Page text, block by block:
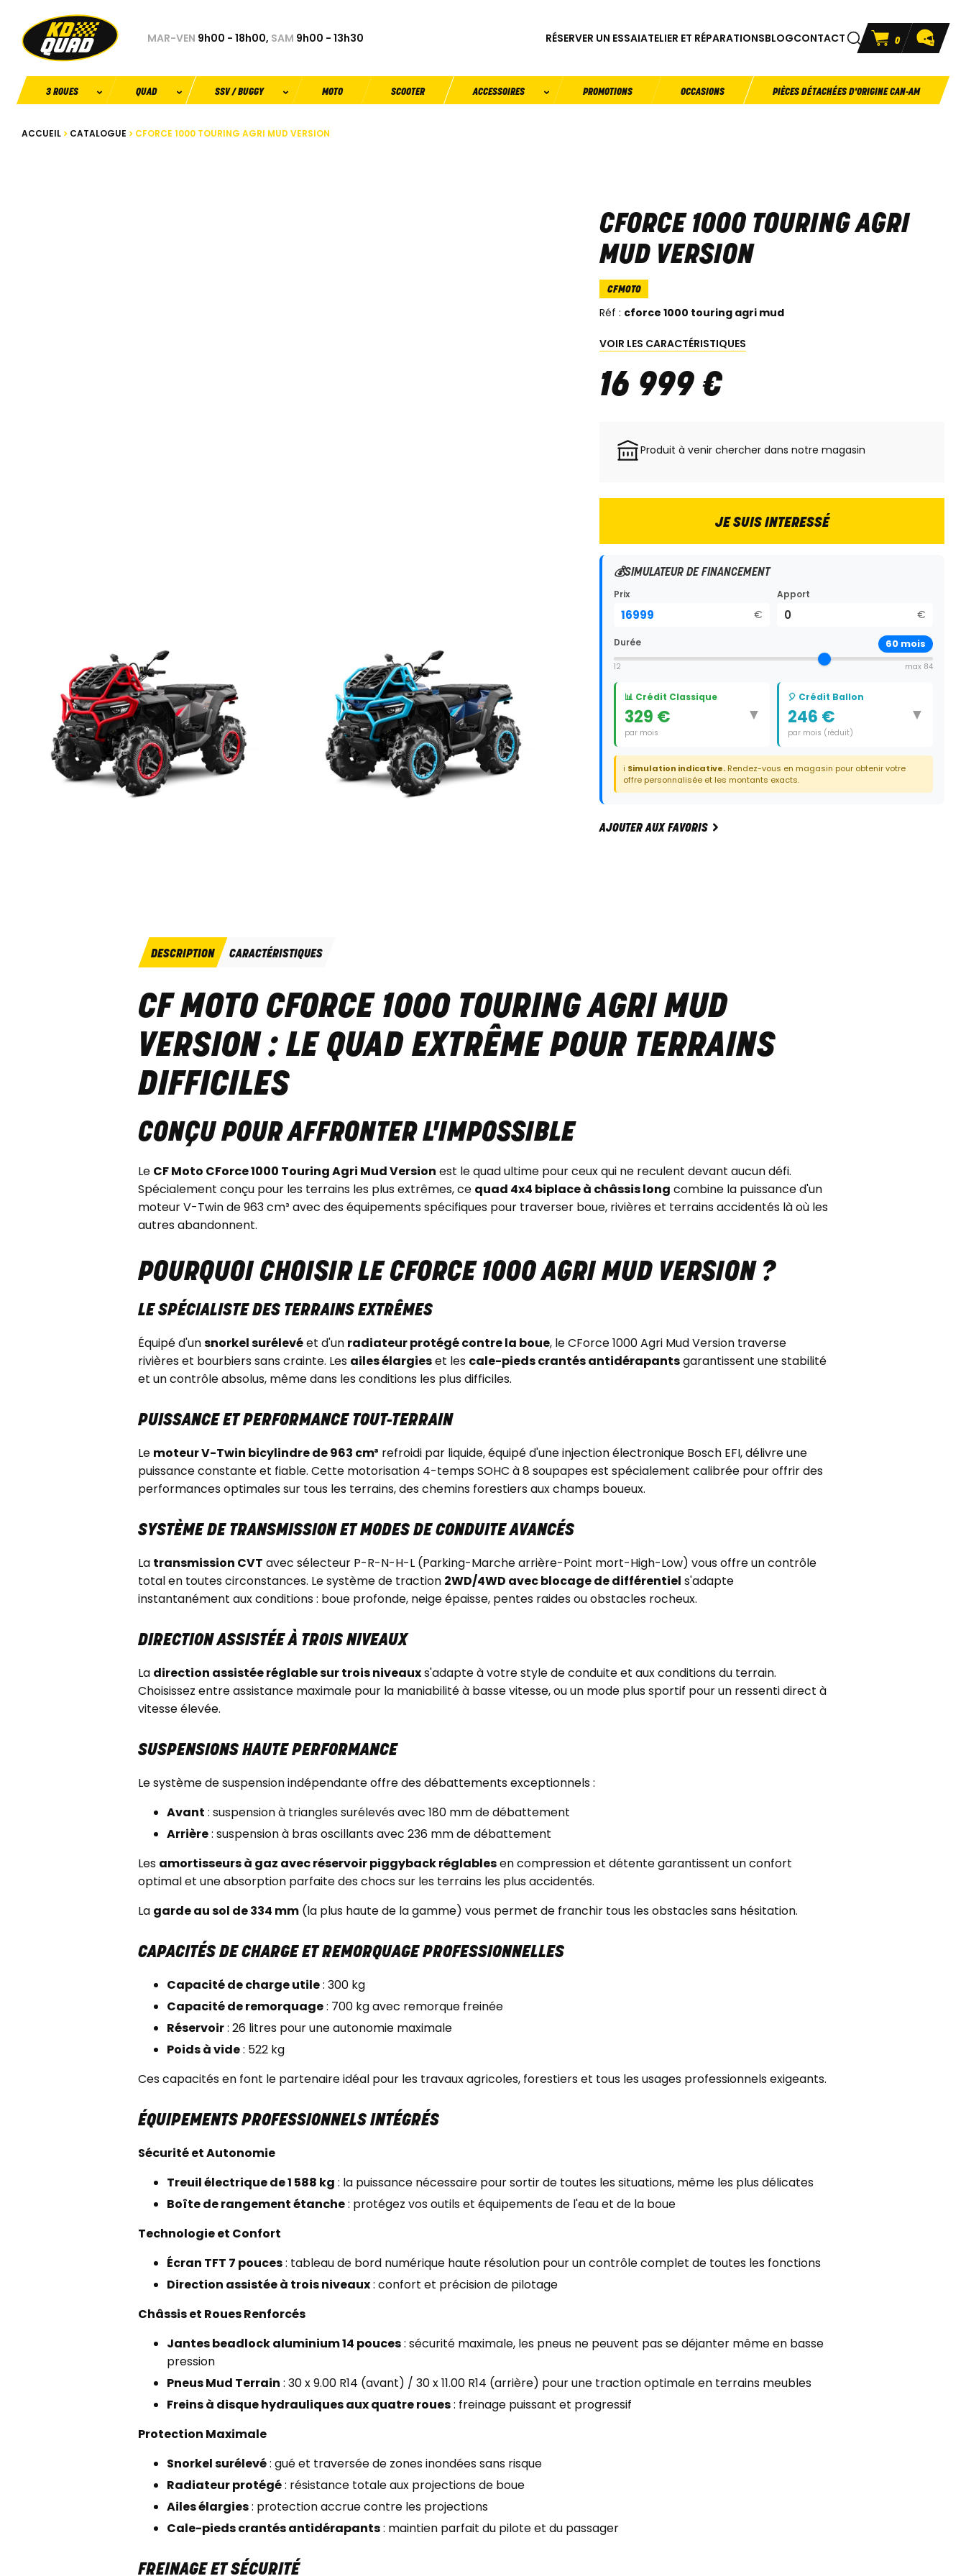
MAR-VEN 9h00 - 18h00, SAM 9h00 - 13h30 RÉSERVER UN ESSAIATELIER ET RÉPARATIONSBLOGCONTACT 0
3 ROUES QUAD SSV / BUGGY MOTO SCOOTER ACCESSOIRES PROMOTIONS OCCASIONS PIÈCES DÉTACHÉES D'ORIGINE CAN-AM
ACCUEIL CATALOGUE CFORCE 1000 TOURING AGRI MUD VERSION
CFORCE 1000 TOURING AGRI
MUD VERSION
CFMOTO
Réf : cforce 1000 touring agri mud
VOIR LES CARACTÉRISTIQUES
16 999 €
Produit à venir chercher dans notre magasin
JE SUIS INTERESSÉ
💰SIMULATEUR DE FINANCEMENT
Prix
€
Apport
€
Durée 60 mois
12 max 84
📊 Crédit Classique
329 €
par mois
▼
Durée: 60 mois
🎈 Crédit Ballon
246 €
par mois (réduit)
▼
Durée:
59 mois
Dernier paiement:
5 950 €
ℹ️ Simulation indicative. Rendez-vous en magasin pour obtenir votre
offre personnalisée et les montants exacts.
AJOUTER AUX FAVORIS
DESCRIPTION CARACTÉRISTIQUES
CF MOTO CFORCE 1000 TOURING AGRI MUD
VERSION : LE QUAD EXTRÊME POUR TERRAINS
DIFFICILES
CONÇU POUR AFFRONTER L'IMPOSSIBLE
Le CF Moto CForce 1000 Touring Agri Mud Version est le quad ultime pour ceux qui ne reculent devant aucun défi.
Spécialement conçu pour les terrains les plus extrêmes, ce quad 4x4 biplace à châssis long combine la puissance d'un
moteur V-Twin de 963 cm³ avec des équipements spécifiques pour traverser boue, rivières et terrains accidentés là où les
autres abandonnent.
POURQUOI CHOISIR LE CFORCE 1000 AGRI MUD VERSION ?
LE SPÉCIALISTE DES TERRAINS EXTRÊMES
Équipé d'unsnorkel surélevéet d'un radiateur protégé contre la boue, le CForce 1000 Agri Mud Version traverse
rivières et bourbiers sans crainte. Les ailes élargieset les cale-pieds crantés antidérapantsgarantissent une stabilité
et un contrôle absolus, même dans les conditions les plus difficiles.
PUISSANCE ET PERFORMANCE TOUT-TERRAIN
Le moteur V-Twin bicylindre de 963 cm³ refroidi par liquide, équipé d'une injection électronique Bosch EFI, délivre une
puissance constante et fiable. Cette motorisation 4-temps SOHC à 8 soupapes est spécialement calibrée pour offrir des
performances optimales sur tous les terrains, des chemins forestiers aux champs boueux.
SYSTÈME DE TRANSMISSION ET MODES DE CONDUITE AVANCÉS
La transmission CVT avec sélecteur P-R-N-H-L (Parking-Marche arrière-Point mort-High-Low) vous offre un contrôle
total en toutes circonstances. Le système de traction 2WD/4WD avec blocage de différentiel s'adapte
instantanément aux conditions : boue profonde, neige épaisse, pentes raides ou obstacles rocheux.
DIRECTION ASSISTÉE À TROIS NIVEAUX
La direction assistée réglable sur trois niveauxs'adapte à votre style de conduite et aux conditions du terrain.
Choisissez entre assistance maximale pour la maniabilité à basse vitesse, ou un mode plus sportif pour un ressenti direct à
vitesse élevée.
SUSPENSIONS HAUTE PERFORMANCE
Le système de suspension indépendante offre des débattements exceptionnels :
Avant : suspension à triangles surélevés avec 180 mm de débattement
Arrière: suspension à bras oscillants avec 236 mm de débattement
Les amortisseurs à gaz avec réservoir piggyback réglablesen compression et détente garantissent un confort
optimal et une absorption parfaite des chocs sur les terrains les plus accidentés.
La garde au sol de 334 mm (la plus haute de la gamme) vous permet de franchir tous les obstacles sans hésitation.
CAPACITÉS DE CHARGE ET REMORQUAGE PROFESSIONNELLES
Capacité de charge utile: 300 kg
Capacité de remorquage: 700 kg avec remorque freinée
Réservoir: 26 litres pour une autonomie maximale
Poids à vide: 522 kg
Ces capacités en font le partenaire idéal pour les travaux agricoles, forestiers et tous les usages professionnels exigeants.
ÉQUIPEMENTS PROFESSIONNELS INTÉGRÉS
Sécurité et Autonomie
Treuil électrique de 1 588 kg : la puissance nécessaire pour sortir de toutes les situations, même les plus délicates
Boîte de rangement étanche: protégez vos outils et équipements de l'eau et de la boue
Technologie et Confort
Écran TFT 7 pouces: tableau de bord numérique haute résolution pour un contrôle complet de toutes les fonctions
Direction assistée à trois niveaux: confort et précision de pilotage
Châssis et Roues Renforcés
Jantes beadlock aluminium 14 pouces: sécurité maximale, les pneus ne peuvent pas se déjanter même en basse
pression
Pneus Mud Terrain : 30 x 9.00 R14 (avant) / 30 x 11.00 R14 (arrière) pour une traction optimale en terrains meubles
Freins à disque hydrauliques aux quatre roues: freinage puissant et progressif
Protection Maximale
Snorkel surélevé: gué et traversée de zones inondées sans risque
Radiateur protégé: résistance totale aux projections de boue
Ailes élargies: protection accrue contre les projections
Cale-pieds crantés antidérapants: maintien parfait du pilote et du passager
FREINAGE ET SÉCURITÉ